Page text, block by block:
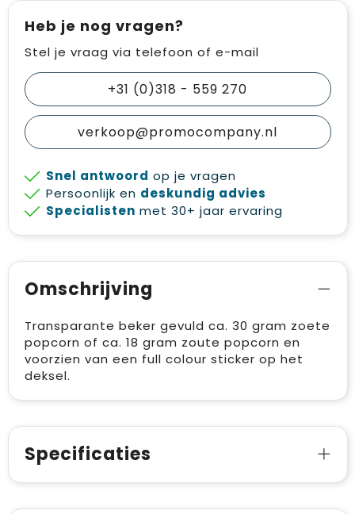
Heb je nog vragen?
Stel je vraag via telefoon of e-mail
+31 (0)318 - 559 270
verkoop@promocompany.nl
Snel antwoord op je vragen
Persoonlijk en deskundig advies
Specialisten met 30+ jaar ervaring
Omschrijving
Transparante beker gevuld ca. 30 gram zoete
popcorn of ca. 18 gram zoute popcorn en
voorzien van een full colour sticker op het
deksel.
Specificaties